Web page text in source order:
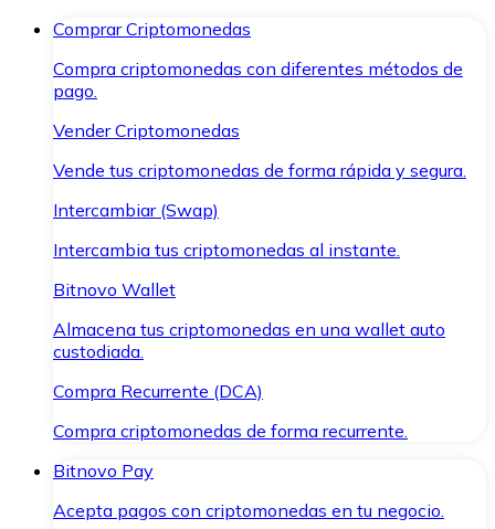
Comprar Criptomonedas
Compra criptomonedas con diferentes métodos de
pago.
Vender Criptomonedas
Vende tus criptomonedas de forma rápida y segura.
Intercambiar (Swap)
Intercambia tus criptomonedas al instante.
Bitnovo Wallet
Almacena tus criptomonedas en una wallet auto
custodiada.
Compra Recurrente (DCA)
Compra criptomonedas de forma recurrente.
Bitnovo Pay
Acepta pagos con criptomonedas en tu negocio.